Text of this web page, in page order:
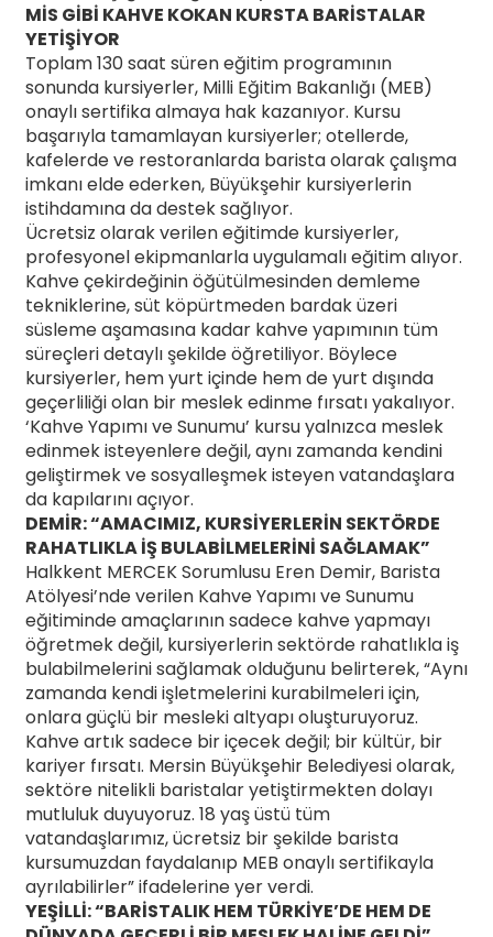
MİS GİBİ KAHVE KOKAN KURSTA BARİSTALAR
YETİŞİYOR
Toplam 130 saat süren eğitim programının
sonunda kursiyerler, Milli Eğitim Bakanlığı (MEB)
onaylı sertifika almaya hak kazanıyor. Kursu
başarıyla tamamlayan kursiyerler; otellerde,
kafelerde ve restoranlarda barista olarak çalışma
imkanı elde ederken, Büyükşehir kursiyerlerin
istihdamına da destek sağlıyor.
Ücretsiz olarak verilen eğitimde kursiyerler,
profesyonel ekipmanlarla uygulamalı eğitim alıyor.
Kahve çekirdeğinin öğütülmesinden demleme
tekniklerine, süt köpürtmeden bardak üzeri
süsleme aşamasına kadar kahve yapımının tüm
süreçleri detaylı şekilde öğretiliyor. Böylece
kursiyerler, hem yurt içinde hem de yurt dışında
geçerliliği olan bir meslek edinme fırsatı yakalıyor.
‘Kahve Yapımı ve Sunumu’ kursu yalnızca meslek
edinmek isteyenlere değil, aynı zamanda kendini
geliştirmek ve sosyalleşmek isteyen vatandaşlara
da kapılarını açıyor.
DEMİR: “AMACIMIZ, KURSİYERLERİN SEKTÖRDE
RAHATLIKLA İŞ BULABİLMELERİNİ SAĞLAMAK”
Halkkent MERCEK Sorumlusu Eren Demir, Barista
Atölyesi’nde verilen Kahve Yapımı ve Sunumu
eğitiminde amaçlarının sadece kahve yapmayı
öğretmek değil, kursiyerlerin sektörde rahatlıkla iş
bulabilmelerini sağlamak olduğunu belirterek, “Aynı
zamanda kendi işletmelerini kurabilmeleri için,
onlara güçlü bir mesleki altyapı oluşturuyoruz.
Kahve artık sadece bir içecek değil; bir kültür, bir
kariyer fırsatı. Mersin Büyükşehir Belediyesi olarak,
sektöre nitelikli baristalar yetiştirmekten dolayı
mutluluk duyuyoruz. 18 yaş üstü tüm
vatandaşlarımız, ücretsiz bir şekilde barista
kursumuzdan faydalanıp MEB onaylı sertifikayla
ayrılabilirler” ifadelerine yer verdi.
YEŞİLLİ: “BARİSTALIK HEM TÜRKİYE’DE HEM DE